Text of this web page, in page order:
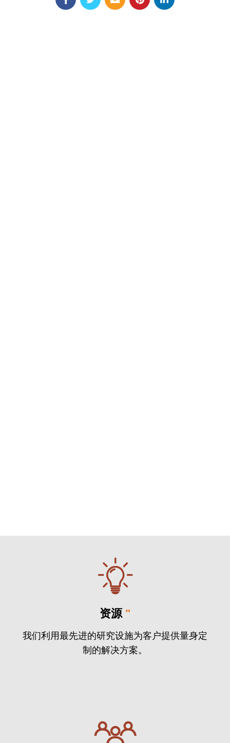
资源 "
我们利用最先进的研究设施为客户提供量身定
制的解决方案。